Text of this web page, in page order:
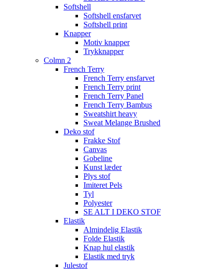
Softshell
Softshell ensfarvet
Softshell print
Knapper
Motiv knapper
Trykknapper
Colmn 2
French Terry
French Terry ensfarvet
French Terry print
French Terry Panel
French Terry Bambus
Sweatshirt heavy
Sweat Melange Brushed
Deko stof
Frakke Stof
Canvas
Gobeline
Kunst læder
Plys stof
Imiteret Pels
Tyl
Polyester
SE ALT I DEKO STOF
Elastik
Almindelig Elastik
Folde Elastik
Knap hul elastik
Elastik med tryk
Julestof